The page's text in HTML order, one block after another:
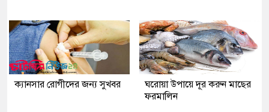
ক্যানসার রোগীদের জন্য সুখবর
ঘরোয়া উপায়ে দূর করুন মাছের
ফরমালিন